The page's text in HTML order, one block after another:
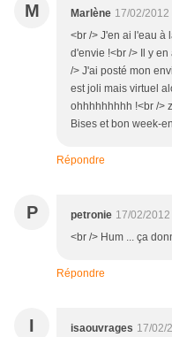
M Marlène 17/02/2012
<br /> J'en ai l'eau à
d'envie !<br /> Il y
/> J'ai posté mon
est joli mais virtuel
ohhhhhhhhh !<br />
Bises et bon week-
Répondre
P petronie 17/02/
<br /> Hum ... ça
Répondre
I isaouvrages 17/02/